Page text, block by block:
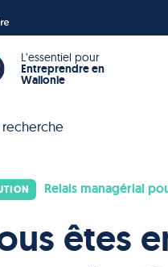
L’essentiel pour
Entreprendre en
Wallonie
recherche
Relais managérial
êtes